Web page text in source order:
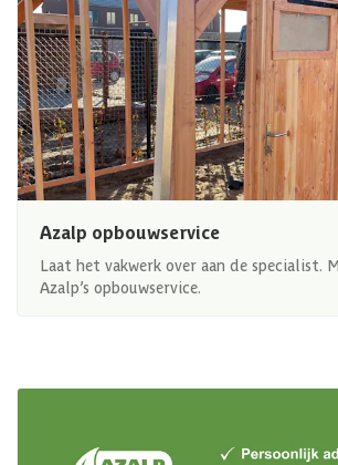
Azalp opbouwservice
Laat het vakwerk over aan de specialist.
Azalp’s opbouwservice.